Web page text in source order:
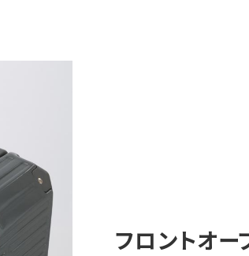
フロントオー